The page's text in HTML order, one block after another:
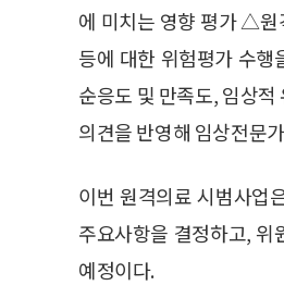
에 미치는 영향 평가 △원
등에 대한 위험평가 수
순응도 및 만족도, 임상
의견을 반영해 임상전문
이번 원격의료 시범사업
주요사항을 결정하고,
예정이다.